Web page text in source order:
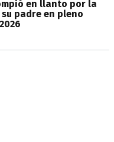
en llanto por la
padre en pleno